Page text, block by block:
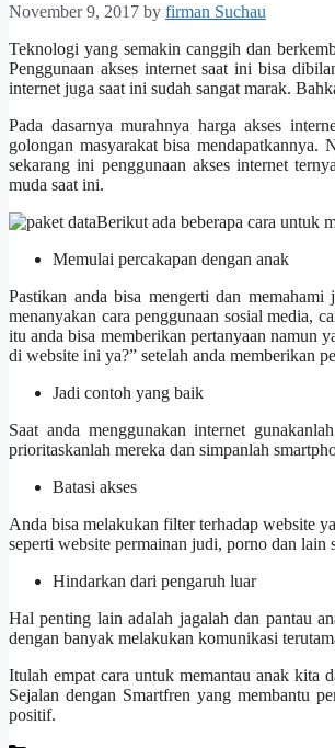
November 9, 2017 by firman Suchau
Teknologi yang semakin canggih dan
Penggunaan akses internet saat ini bisa
internet juga saat ini sudah sangat marak.
Pada dasarnya murahnya harga akses
golongan masyarakat bisa
sekarang ini penggunaan akses internet
muda saat ini.
Berikut ada beberapa cara untuk
Memulai percakapan dengan anak
Pastikan anda bisa mengerti dan
menanyakan cara penggunaan sosial media,
itu anda bisa memberikan pertanyaan namun
di website ini ya?” setelah anda memberikan
Jadi contoh yang baik
Saat anda menggunakan internet
prioritaskanlah mereka dan simpanlah
Batasi akses
Anda bisa melakukan filter terhadap website
seperti website permainan judi, porno dan lain
Hindarkan dari pengaruh luar
Hal penting lain adalah jagalah dan pantau
dengan banyak melakukan komunikasi
Itulah empat cara untuk memantau anak kita
Sejalan dengan Smartfren yang membantu
positif.